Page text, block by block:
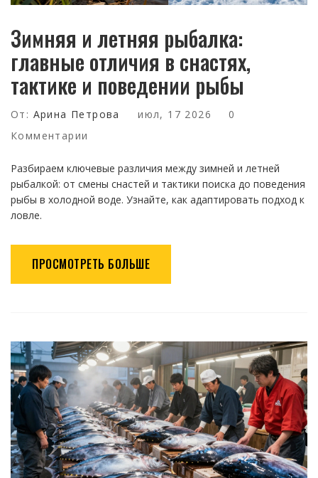
Зимняя и летняя рыбалка:
главные отличия в снастях,
тактике и поведении рыбы
От: Арина Петрова июл, 17 2026
0
Комментарии
Разбираем ключевые различия между зимней и летней
рыбалкой: от смены снастей и тактики поиска до поведения
рыбы в холодной воде. Узнайте, как адаптировать подход к
ловле.
ПРОСМОТРЕТЬ БОЛЬШЕ